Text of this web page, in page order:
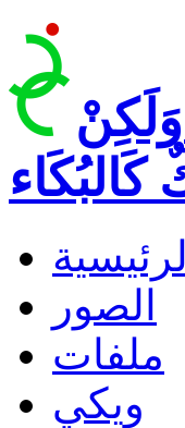
الرئيسية
الصور
ملفات
ويكي